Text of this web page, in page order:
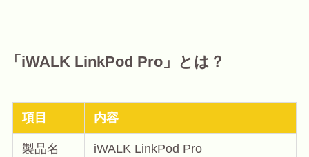
「iWALK LinkPod Pro」とは？
項目 内容
製品名 iWALK LinkPod Pro